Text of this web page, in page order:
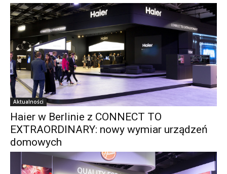
Aktualności
Haier w Berlinie z CONNECT TO
EXTRAORDINARY: nowy wymiar urządzeń
domowych